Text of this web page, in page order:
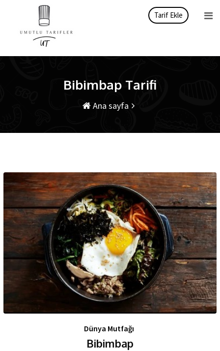
Tarif Ekle
Bibimbap Tarifi
Ana sayfa
Dünya Mutfağı
Bibimbap